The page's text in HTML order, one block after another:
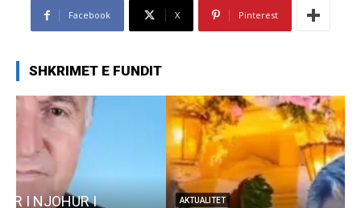
Facebook X Pinterest
SHKRIMET E FUNDIT
AKTUALITET